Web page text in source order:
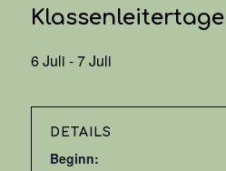
Klassenleitertage
6 Juli -7 Juli
DETAILS
Beginn: